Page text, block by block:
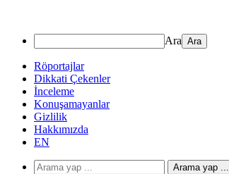
Ara
Röportajlar
Dikkati Çekenler
İnceleme
Konuşamayanlar
Gizlilik
Hakkımızda
EN
Arama yap ...